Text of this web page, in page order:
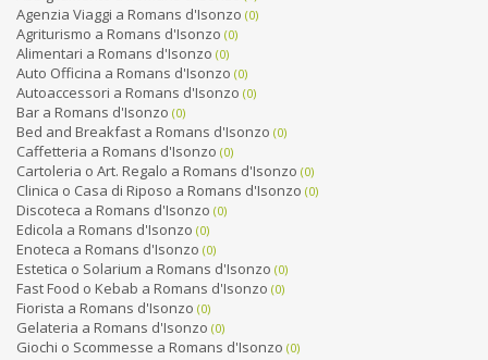
Agenzia Viaggi a Romans d'Isonzo (0)
Agriturismo a Romans d'Isonzo (0)
Alimentari a Romans d'Isonzo (0)
Auto Officina a Romans d'Isonzo (0)
Autoaccessori a Romans d'Isonzo (0)
Bar a Romans d'Isonzo (0)
Bed and Breakfast a Romans d'Isonzo (0)
Caffetteria a Romans d'Isonzo (0)
Cartoleria o Art. Regalo a Romans d'Isonzo (0)
Clinica o Casa di Riposo a Romans d'Isonzo (0)
Discoteca a Romans d'Isonzo (0)
Edicola a Romans d'Isonzo (0)
Enoteca a Romans d'Isonzo (0)
Estetica o Solarium a Romans d'Isonzo (0)
Fast Food o Kebab a Romans d'Isonzo (0)
Fiorista a Romans d'Isonzo (0)
Gelateria a Romans d'Isonzo (0)
Giochi o Scommesse a Romans d'Isonzo (0)